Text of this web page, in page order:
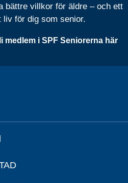
bättre villkor för äldre – och ett
liv för dig som senior.
medlem i SPF Seniorerna här